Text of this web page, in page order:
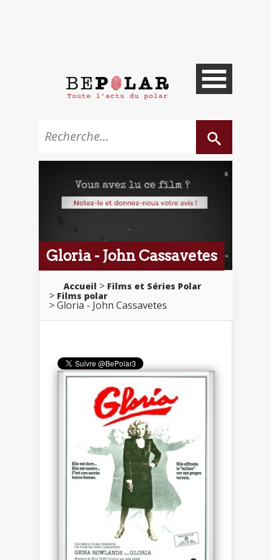
Gloria - John Cassavetes
Accueil
Films et Séries Polar
Films polar
Gloria - John Cassavetes